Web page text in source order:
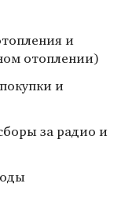
и
отоплении)
и
за радио и